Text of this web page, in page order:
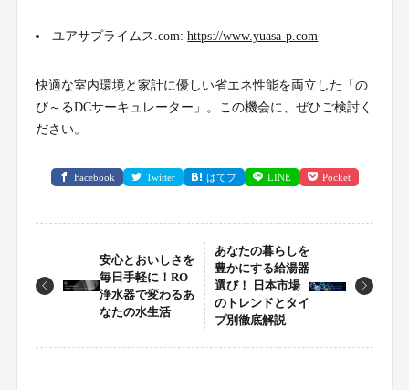
ユアサプライムス.com:https://www.yuasa-p.com
快適な室内環境と家計に優しい省エネ性能を両立した「の
び～るDCサーキュレーター」。この機会に、ぜひご検討く
ださい。
Facebook Twitter はてブ LINE Pocket
安心とおいしさを
毎日手軽に！RO
浄水器で変わるあ
なたの水生活
あなたの暮らしを
豊かにする給湯器
選び！ 日本市場
のトレンドとタイ
プ別徹底解説